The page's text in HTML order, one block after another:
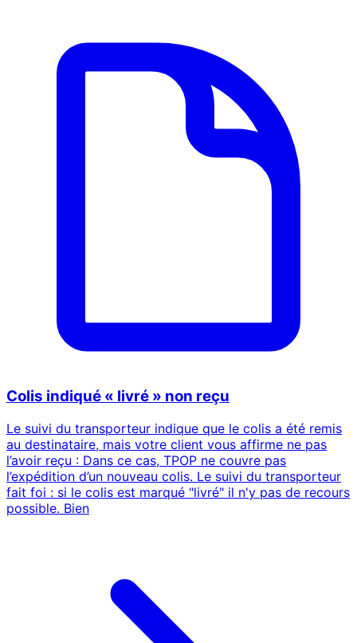
Colis indiqué « livré » non reçu
Le suivi du transporteur indique que le colis a été remis
au destinataire, mais votre client vous affirme ne pas
l’avoir reçu : Dans ce cas, TPOP ne couvre pas
l’expédition d’un nouveau colis. Le suivi du transporteur
fait foi : si le colis est marqué "livré" il n'y pas de recours
possible. Bien